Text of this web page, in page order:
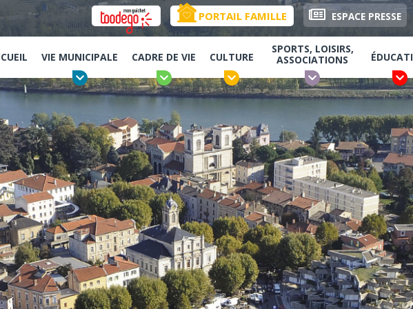
PORTAIL FAMILLE ESPACE PRESSE
VIE MUNICIPALE CADRE DE VIE CULTURE
SPORTS, LOISIRS,
ASSOCIATIONS